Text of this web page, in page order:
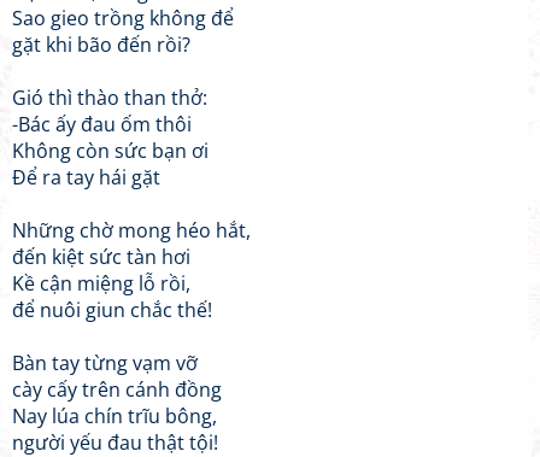
Sao gieo trồng không để
gặt khi bão đến rồi?
Gió thì thào than thở:
-Bác ấy đau ốm thôi
Không còn sức bạn ơi
Để ra tay hái gặt
Những chờ mong héo hắt,
đến kiệt sức tàn hơi
Kề cận miệng lỗ rồi,
để nuôi giun chắc thế!
Bàn tay từng vạm vỡ
cày cấy trên cánh đồng
Nay lúa chín trĩu bông,
người yếu đau thật tội!